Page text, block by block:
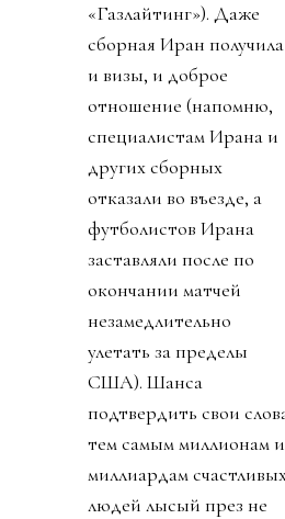
турнир. Как не было
насилия, издевательств
ментов, как фифа нации
помирила (возможно,
Иран и США) и как
старались
правительства, чтобы
все были рады и
счастливы (см.
«Газлайтинг»). Даже
сборная Иран получила
и визы, и доброе
отношение (напомню,
специалистам Ирана и
других сборных
отказали во въезде, а
футболистов Ирана